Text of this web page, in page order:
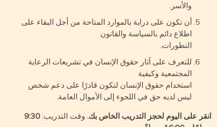
والأسر.
أن تكون على دراية بالموارد المتاحة من أجل البقاء على
اطلاع دائم بالسياسة والقانون
التطورات.
للتعرف على آثار حقوق الإنسان في تشريعات الرعاية
المجتمعية وكيفية
استخدام حقوق الإنسان لتكون قادرًا على دعم شخص
ليس لديه حق في اللجوء إلى الأموال العامة.
على اليوم لحجز التدريب الخاص بك. وقت التدريب:9:30